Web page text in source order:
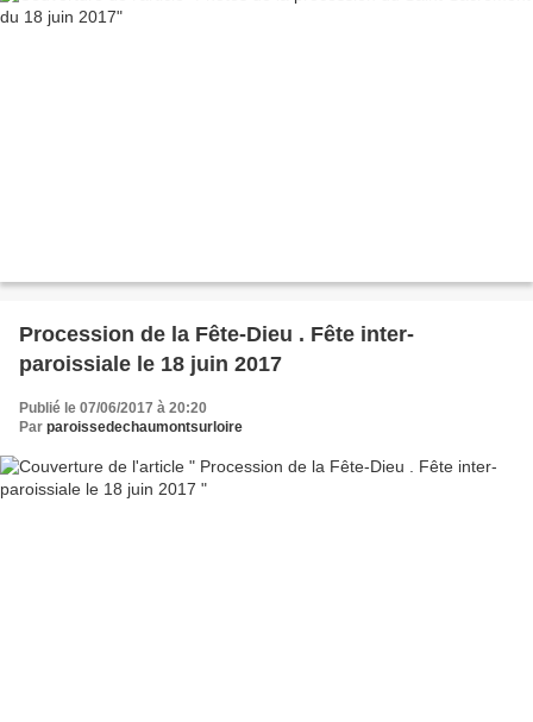
Procession de la Fête-Dieu . Fête inter-
paroissiale le 18 juin 2017
Publié le 07/06/2017 à 20:20
Par paroissedechaumontsurloire